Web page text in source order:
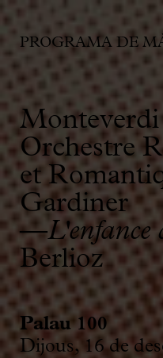
PROGRAMA DE
Orchestre
et
Gardiner
—
Berlioz
Palau 100
Dijous, 16 de